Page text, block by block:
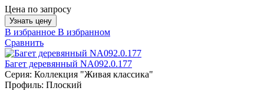
Цена по запросу
Узнать цену
В избранное В избранном
Сравнить
Багет деревянный NA092.0.177
Серия: Коллекция "Живая классика"
Профиль: Плоский